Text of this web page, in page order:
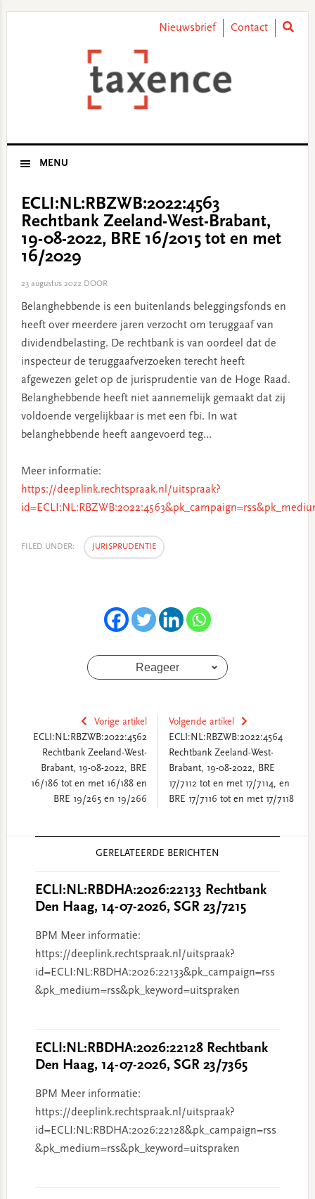
Nieuwsbrief Contact
MENU
ECLI:NL:RBZWB:2022:4563
Rechtbank Zeeland-West-Brabant,
19-08-2022, BRE 16/2015 tot en met
16/2029
23 augustus 2022DOOR
Belanghebbende is een buitenlands beleggingsfonds en
heeft over meerdere jaren verzocht om teruggaaf van
dividendbelasting. De rechtbank is van oordeel dat de
inspecteur de teruggaafverzoeken terecht heeft
afgewezen gelet op de jurisprudentie van de Hoge Raad.
Belanghebbende heeft niet aannemelijk gemaakt dat zij
voldoende vergelijkbaar is met een fbi. In wat
belanghebbende heeft aangevoerd teg…
Meer informatie:
https://deeplink.rechtspraak.nl/uitspraak?
FILED UNDER: JURISPRUDENTIE
Reageer
Vorige artikel
ECLI:NL:RBZWB:2022:4562
Rechtbank Zeeland-West-
Brabant, 19-08-2022, BRE
16/186 tot en met 16/188 en
BRE 19/265 en 19/266
Volgende artikel
ECLI:NL:RBZWB:2022:4564
Rechtbank Zeeland-West-
Brabant, 19-08-2022, BRE
17/7112 tot en met 17/7114, en
BRE 17/7116 tot en met 17/7118
GERELATEERDE BERICHTEN
ECLI:NL:RBDHA:2026:22133 Rechtbank
Den Haag, 14-07-2026, SGR 23/7215
BPM Meer informatie:
https://deeplink.rechtspraak.nl/uitspraak?
id=ECLI:NL:RBDHA:2026:22133&pk_campaign=rss
&pk_medium=rss&pk_keyword=uitspraken
ECLI:NL:RBDHA:2026:22128 Rechtbank
Den Haag, 14-07-2026, SGR 23/7365
BPM Meer informatie:
https://deeplink.rechtspraak.nl/uitspraak?
id=ECLI:NL:RBDHA:2026:22128&pk_campaign=rss
&pk_medium=rss&pk_keyword=uitspraken